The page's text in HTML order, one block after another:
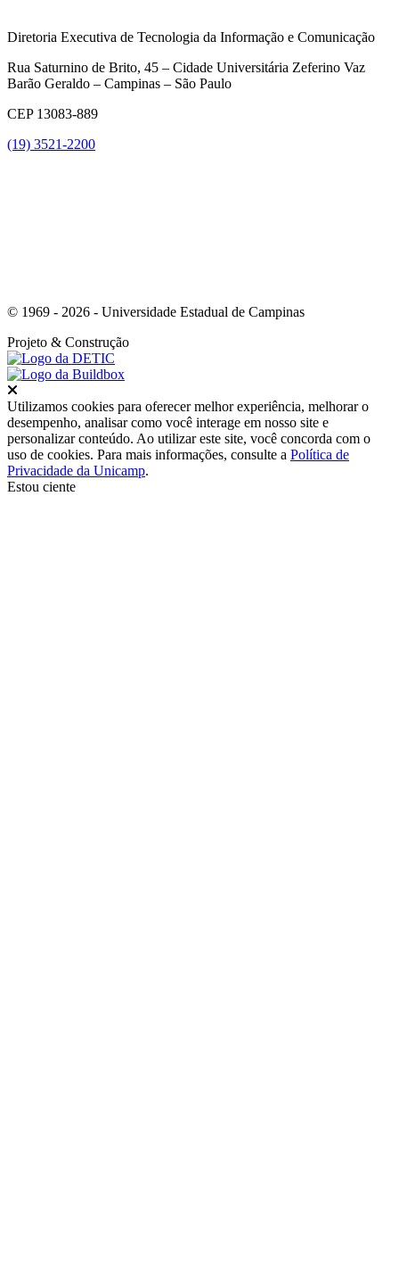
Diretoria Executiva de Tecnologia da Informação e Comunicação
Rua Saturnino de Brito, 45 – Cidade Universitária Zeferino Vaz
Barão Geraldo – Campinas – São Paulo
CEP 13083-889
(19) 3521-2200
© 1969 - 2026 - Universidade Estadual de Campinas
Projeto & Construção
Utilizamos cookies para oferecer melhor experiência, melhorar o
desempenho, analisar como você interage em nosso site e
personalizar conteúdo. Ao utilizar este site, você concorda com o
uso de cookies. Para mais informações, consulte a Política de
Privacidade da Unicamp.
Estou ciente